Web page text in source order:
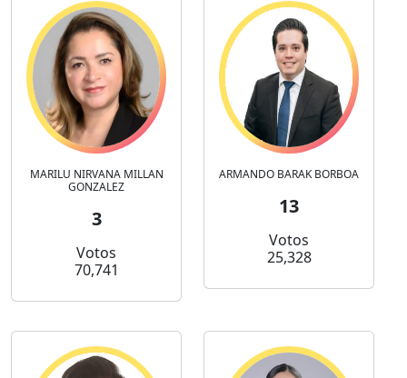
MARILU NIRVANA MILLAN
GONZALEZ
3
Votos
70,741
ARMANDO BARAK BORBOA
13
Votos
25,328